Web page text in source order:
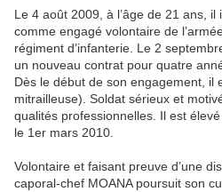
Le 4 août 2009, à l’âge de 21 ans, il
comme engagé volontaire de
régiment d’infanterie. Le 2
un nouveau contrat pour quatre
Dès le début de son engagement, il
mitrailleuse). Soldat sérieux et
qualités professionnelles. Il est
le 1er mars 2010.
Volontaire et faisant preuve d’une
caporal-chef MOANA poursuit son